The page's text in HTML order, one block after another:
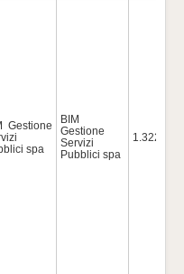
Gestione
spa
BIM
Gestione
Servizi
Pubblici spa